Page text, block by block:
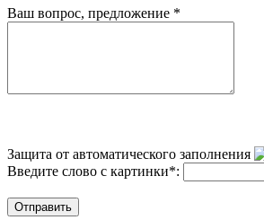
Ваш вопрос, предложение *
Защита от автоматического заполнения
Введите слово с картинки*:
Отправить